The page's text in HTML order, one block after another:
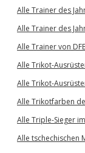
Alle Trainer des
Alle Trainer des
Alle Trainer von
Alle Trikot-
Alle Trikot-
Alle Trikotfarben
Alle Triple-Sieger
Alle tschechischen